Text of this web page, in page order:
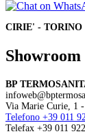
CIRIE' -
Showroom
BP
Via Marie Curie, 1
Telefono +39 011
Telefax +39 011